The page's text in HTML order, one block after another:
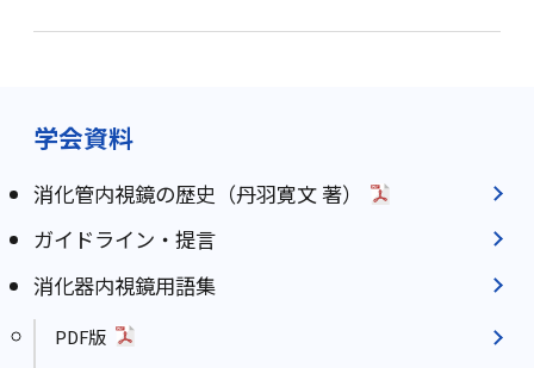
学会資料
消化管内視鏡の歴史（丹羽寛文 著）
ガイドライン・提言
消化器内視鏡用語集
PDF版